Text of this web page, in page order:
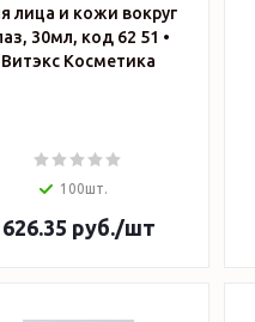
лица и кожи вокруг
30мл, код 62 51 •
Витэкс Косметика
100шт.
626.35 руб./шт